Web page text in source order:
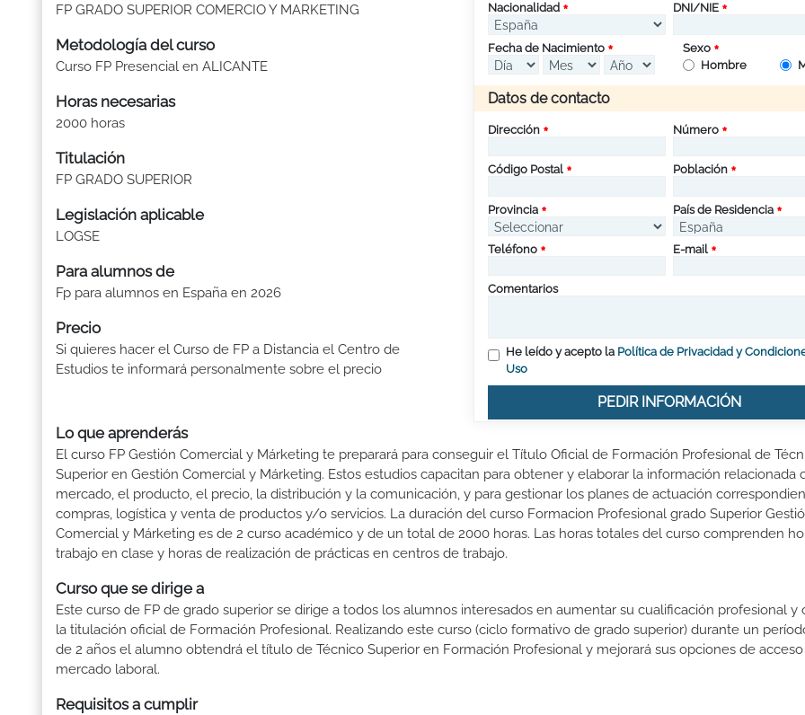
FP GRADO SUPERIOR COMERCIO Y MARKETING
Metodología del curso
Curso FP Presencial en ALICANTE
Horas necesarias
2000 horas
Titulación
FP GRADO SUPERIOR
Legislación aplicable
LOGSE
Para alumnos de
Fp para alumnos en España en 2026
Precio
Si quieres hacer el Curso de FP a Distancia el Centro de
Estudios te informará personalmente sobre el precio
Nacionalidad DNI/NIE
Fecha de Nacimiento
Sexo
Hombre
Datos de contacto
Dirección Número
Código Postal Población
Provincia País de Residencia
Teléfono E-mail
Comentarios
He leído y acepto la Política de Privacidad y
Uso
PEDIR INFORMACIÓN
Lo que aprenderás
El curso FP Gestión Comercial y Márketing te preparará para conseguir el Título Oficial de Formación Profesional de
Superior en Gestión Comercial y Márketing. Estos estudios capacitan para obtener y elaborar la información relacionada
mercado, el producto, el precio, la distribución y la comunicación, y para gestionar los planes de actuación
compras, logística y venta de productos y/o servicios. La duración del curso Formacion Profesional grado Superior
Comercial y Márketing es de 2 curso académico y de un total de 2000 horas. Las horas totales del curso comprenden
trabajo en clase y horas de realización de prácticas en centros de trabajo.
Curso que se dirige a
Este curso de FP de grado superior se dirige a todos los alumnos interesados en aumentar su cualificación profesional y
la titulación oficial de Formación Profesional. Realizando este curso (ciclo formativo de grado superior) durante un
de 2 años el alumno obtendrá el título de Técnico Superior en Formación Profesional y mejorará sus opciones de
mercado laboral.
Requisitos a cumplir